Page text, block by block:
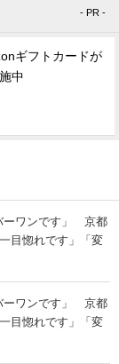
- PR -
ギフトカードが
中
ーワンです」 京都
目惚れです」「変
ーワンです」 京都
目惚れです」「変